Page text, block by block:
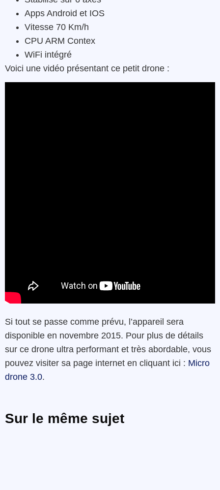
Apps Android et IOS
Vitesse 70 Km/h
CPU ARM Contex
WiFi intégré
Voici une vidéo présentant ce petit drone :
Si tout se passe comme prévu, l’appareil sera
disponible en novembre 2015. Pour plus de détails
sur ce drone ultra performant et très abordable, vous
pouvez visiter sa page internet en cliquant ici : Micro
drone 3.0.
Sur le même sujet